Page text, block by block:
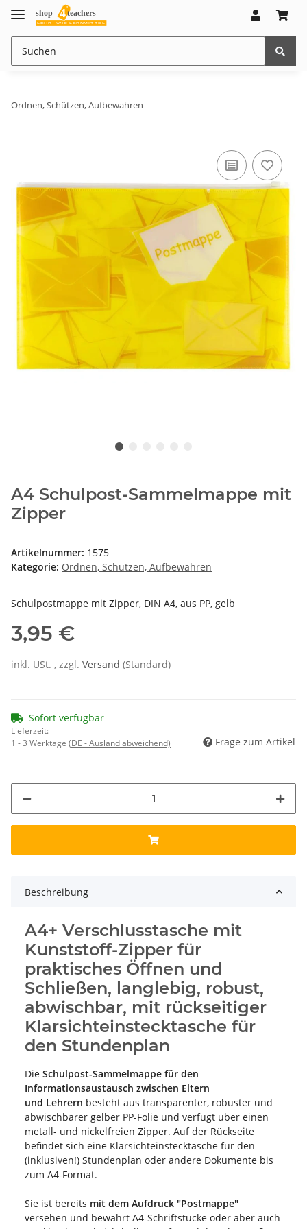
Ordnen, Schützen, Aufbewahren
A4 Schulpost-Sammelmappe mit
Zipper
Artikelnummer: 1575
Kategorie: Ordnen, Schützen, Aufbewahren
Schulpostmappe mit Zipper, DIN A4, aus PP, gelb
3,95 €
inkl. USt. , zzgl. Versand (Standard)
Sofort verfügbar
Lieferzeit:
1 - 3 Werktage (DE - Ausland abweichend) Frage zum Artikel
Beschreibung
A4+ Verschlusstasche mit
Kunststoff-Zipper für
praktisches Öffnen und
Schließen, langlebig, robust,
abwischbar, mit rückseitiger
Klarsichteinstecktasche für
den Stundenplan
Die Schulpost-Sammelmappe für den
Informationsaustausch zwischen Eltern
und Lehrern besteht aus transparenter, robuster und
abwischbarer gelber PP-Folie und verfügt über einen
metall- und nickelfreien Zipper. Auf der Rückseite
befindet sich eine Klarsichteinstecktasche für den
(inklusiven!) Stundenplan oder andere Dokumente bis
zum A4-Format.
Sie ist bereits mit dem Aufdruck "Postmappe"
versehen und bewahrt A4-Schriftstücke oder aber auch